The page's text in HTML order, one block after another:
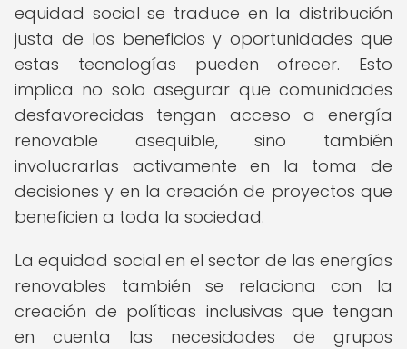
equidad social se traduce en la distribución
justa de los beneficios y oportunidades que
estas tecnologías pueden ofrecer. Esto
implica no solo asegurar que comunidades
desfavorecidas tengan acceso a energía
renovable asequible, sino también
involucrarlas activamente en la toma de
decisiones y en la creación de proyectos que
beneficien a toda la sociedad.
La equidad social en el sector de las energías
renovables también se relaciona con la
creación de políticas inclusivas que tengan
en cuenta las necesidades de grupos